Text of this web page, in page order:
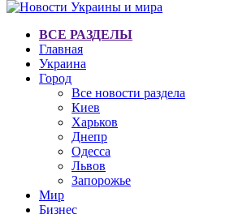
ВСЕ РАЗДЕЛЫ
Главная
Украина
Город
Все новости раздела
Киев
Харьков
Днепр
Одесса
Львов
Запорожье
Мир
Бизнес